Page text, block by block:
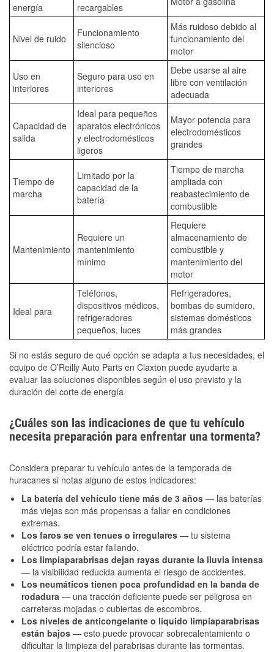
energía
recargables
Nivel de ruido
Funcionamiento
silencioso
Más ruidoso debido al
funcionamiento del
motor
Uso en
interiores
Seguro para uso en
interiores
Debe usarse al aire
libre con ventilación
adecuada
Capacidad de
salida
Ideal para pequeños
aparatos electrónicos
y electrodomésticos
ligeros
Mayor potencia para
electrodomésticos
grandes
Tiempo de
marcha
Limitado por la
capacidad de la
batería
Tiempo de marcha
ampliada con
reabastecimiento de
combustible
Mantenimiento
Requiere un
mantenimiento
mínimo
Requiere
almacenamiento de
combustible y
mantenimiento del
motor
Ideal para
Teléfonos,
dispositivos médicos,
refrigeradores
pequeños, luces
Refrigeradores,
bombas de sumidero,
sistemas domésticos
más grandes
Si no estás seguro de qué opción se adapta a tus necesidades, el
equipo de O’Reilly Auto Parts en Claxton puede ayudarte a
evaluar las soluciones disponibles según el uso previsto y la
duración del corte de energía
¿Cuáles son las indicaciones de que tu vehículo
necesita preparación para enfrentar una tormenta?
Considera preparar tu vehículo antes de la temporada de
huracanes si notas alguno de estos indicadores:
La batería del vehículo tiene más de 3 años — las baterías
más viejas son más propensas a fallar en condiciones
extremas.
Los faros se ven tenues o irregulares — tu sistema
eléctrico podría estar fallando.
Los limpiaparabrisas dejan rayas durante la lluvia intensa
— la visibilidad reducida aumenta el riesgo de accidentes.
Los neumáticos tienen poca profundidad en la banda de
rodadura — una tracción deficiente puede ser peligrosa en
carreteras mojadas o cubiertas de escombros.
Los niveles de anticongelante o líquido limpiaparabrisas
están bajos — esto puede provocar sobrecalentamiento o
dificultar la limpieza del parabrisas durante las tormentas.